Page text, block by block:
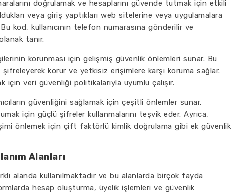
doğrulamak ve hesaplarını güvende tutmak için etkili
veya giriş yaptıkları web sitelerine veya uygulamalara
kod, kullanıcının telefon numarasına gönderilir ve
tanır.
korunması için gelişmiş güvenlik önlemleri sunar. Bu
şifreleyerek korur ve yetkisiz erişimlere karşı koruma sağlar.
için veri güvenliği politikalarıyla uyumlu çalışır.
güvenliğini sağlamak için çeşitli önlemler sunar.
için güçlü şifreler kullanmalarını teşvik eder. Ayrıca,
önlemek için çift faktörlü kimlik doğrulama gibi ek güvenlik
Alanları
alanda kullanılmaktadır ve bu alanlarda birçok fayda
hesap oluşturma, üyelik işlemleri ve güvenlik